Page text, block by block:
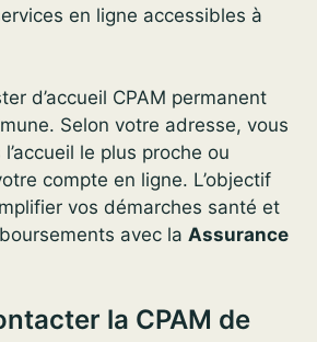
en ligne accessibles à
d’accueil CPAM permanent
Selon votre adresse, vous
le plus proche ou
compte en ligne. L’objectif
vos démarches santé et
avec la Assurance
la CPAM de